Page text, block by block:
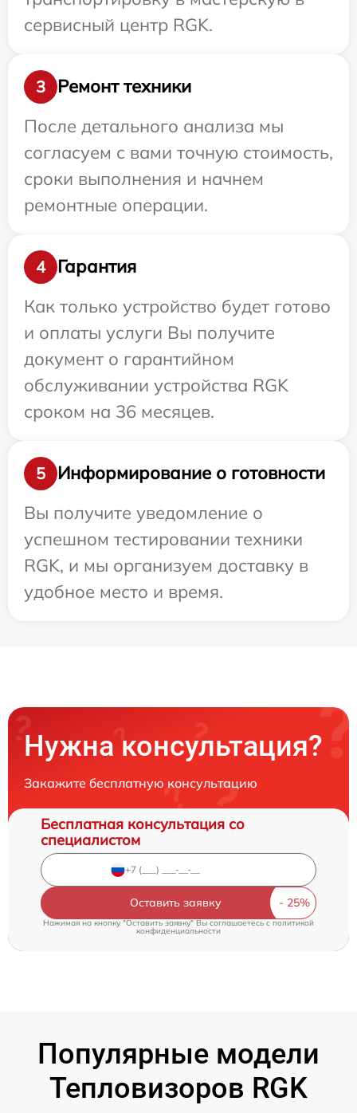
сервисный центр RGK.
3
Ремонт техники
После детального анализа мы
согласуем с вами точную стоимость,
сроки выполнения и начнем
ремонтные операции.
4
Гарантия
Как только устройство будет готово
и оплаты услуги Вы получите
документ о гарантийном
обслуживании устройства RGK
сроком на 36 месяцев.
5
Информирование о готовности
Вы получите уведомление о
успешном тестировании техники
RGK, и мы организуем доставку в
удобное место и время.
Нужна консультация?
Закажите бесплатную консультацию
Бесплатная консультация со
специалистом
Оставить заявку
Нажимая на кнопку "Оставить заявку" Вы соглашаетесь cполитикой
конфиденциальности
Популярные модели
Тепловизоров RGK